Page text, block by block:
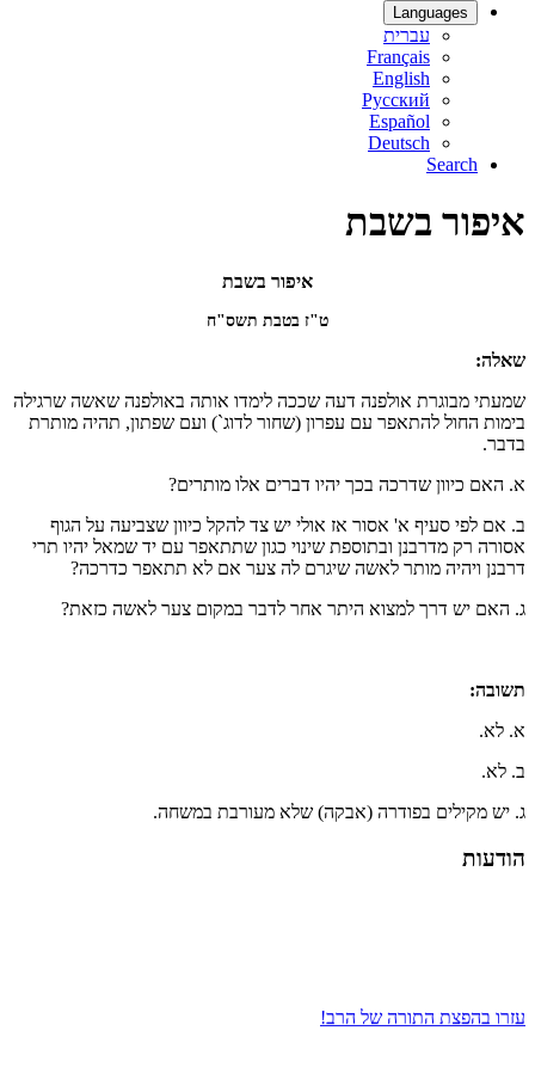
Languages
עברית
Français
English
Русский
Español
Deutsch
Search
איפור בשבת
איפור בשבת
ט"ז בטבת תשס"ח
שאלה:
שמעתי מבוגרת אולפנה דעה שככה לימדו אותה באולפנה שאשה שרגילה
בימות החול להתאפר עם עפרון (שחור לדוג`) ועם שפתון, תהיה מותרת
בדבר.
א. האם כיוון שדרכה בכך יהיו דברים אלו מותרים?
ב. אם לפי סעיף א' אסור אז אולי יש צד להקל כיוון שצביעה על הגוף
אסורה רק מדרבנן ובתוספת שינוי כגון שתתאפר עם יד שמאל יהיו תרי
דרבנן ויהיה מותר לאשה שיגרם לה צער אם לא תתאפר כדרכה?
ג. האם יש דרך למצוא היתר אחר לדבר במקום צער לאשה כזאת?
תשובה:
א. לא.
ב. לא.
ג. יש מקילים בפודרה (אבקה) שלא מעורבת במשחה.
הודעות
עזרו בהפצת התורה של הרב!